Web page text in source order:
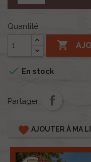
Quantité

 En stock
Partager
favorite AJOUTER À MA